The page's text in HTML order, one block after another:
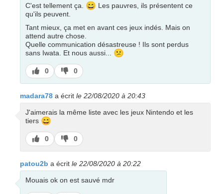
C'est tellement ça. 😄 Les pauvres, ils présentent ce
qu'ils peuvent.
Tant mieux, ça met en avant ces jeux indés. Mais on
attend autre chose.
Quelle communication désastreuse ! Ils sont perdus
sans Iwata. Et nous aussi... 😕
J’aime
0
J’aime
pas
0
madara78 a écrit le 22/08/2020 à 20:43
J'aimerais la même liste avec les jeux Nintendo et les
tiers 😄
J’aime
0
J’aime
pas
0
patou2b a écrit le 22/08/2020 à 20:22
Mouais ok on est sauvé mdr